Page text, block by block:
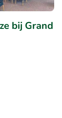
bij Grand